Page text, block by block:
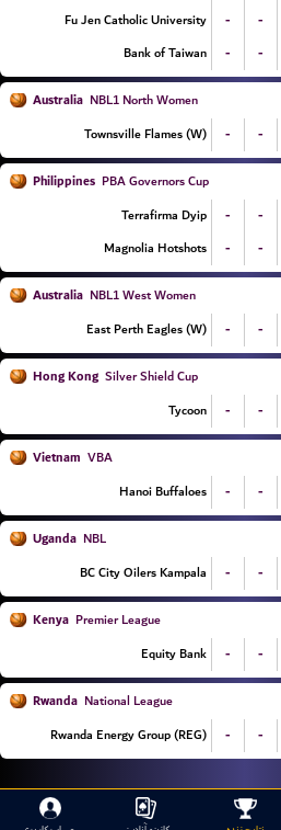
Fu Jen Catholic University
- -
Bank of Taiwan
- -
Australia NBL1 North Women
Townsville Flames (W)
- -
Philippines PBA Governors Cup
Terrafirma Dyip
- -
Magnolia Hotshots
- -
Australia NBL1 West Women
East Perth Eagles (W)
- -
Hong Kong Silver Shield Cup
Tycoon
- -
Vietnam VBA
Hanoi Buffaloes
- -
Uganda NBL
BC City Oilers Kampala
- -
Kenya Premier League
Equity Bank
- -
Rwanda National League
Rwanda Energy Group (REG)
- -